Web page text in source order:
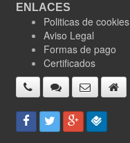
ENLACES
Politicas de cookies
Aviso Legal
Formas de pago
Certificados